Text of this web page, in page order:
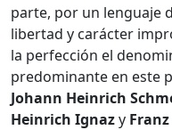
parte, por un lenguaje
libertad y carácter
la perfección el
predominante en este
Johann Heinrich
Heinrich Ignazy